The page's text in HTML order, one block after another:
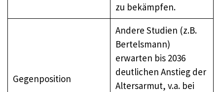
zu bekämpfen.
Gegenposition
Andere Studien (z.B.
Bertelsmann)
erwarten bis 2036
deutlichen Anstieg der
Altersarmut, v.a. bei